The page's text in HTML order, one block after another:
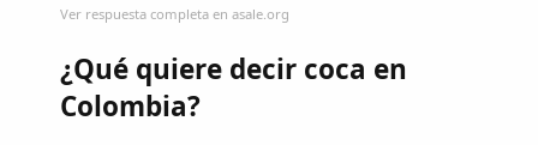
Ver respuesta completa en asale.org
¿Qué quiere decir coca en
Colombia?